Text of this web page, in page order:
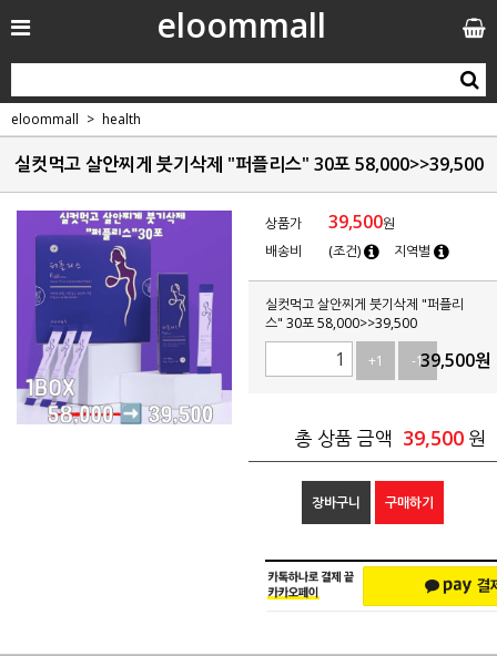
eloommall
eloommall health
실컷먹고 살안찌게 붓기삭제 "퍼플리스" 30포 58,000>>39,500
상품가 39,500원
배송비
(조건) 지역별
실컷먹고 살안찌게 붓기삭제 "퍼플리
스" 30포 58,000>>39,500
+1
-139,500원
총 상품 금액 39,500 원
장바구니 구매하기